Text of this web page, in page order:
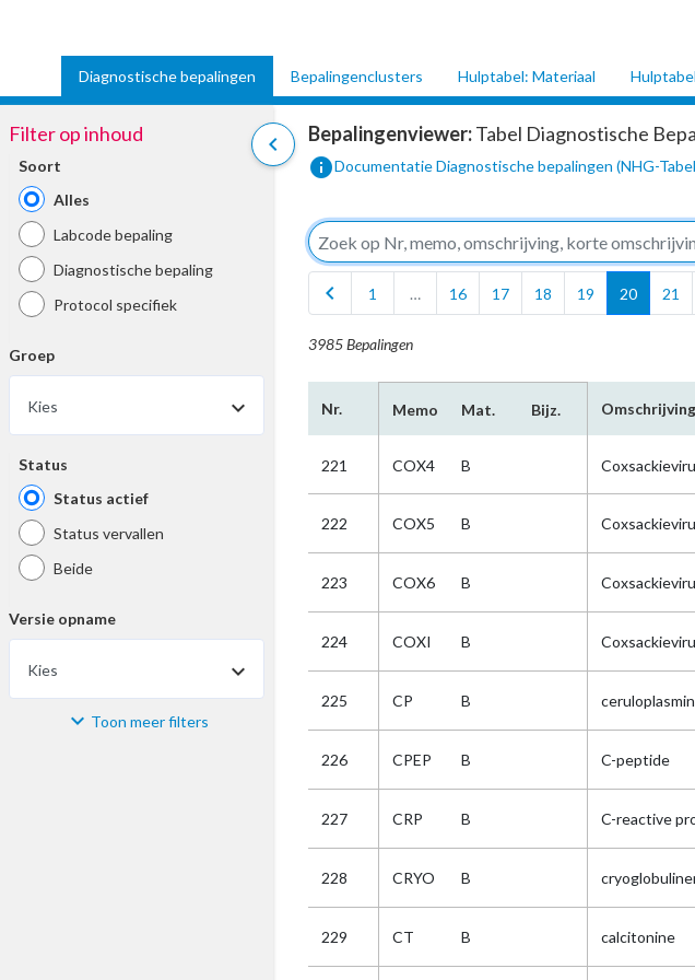
Diagnostische bepalingen Bepalingenclusters Hulptabel: Materiaal
chevron_left
Filter op inhoud
Soort
Alles
Labcode bepaling
Diagnostische bepaling
Protocol specifiek
Groep
Kies
Status
Status actief
Status vervallen
Beide
Versie opname
Kies
Materiaal Toon meer filters
Bepalingenviewer:Tabel Diagnostische
infoDocumentatie Diagnostische bepalingen (NHG-
chevron_left
1 … 16 17 18 19 20 21
3985 Bepalingen
Nr. Memo Mat. Bijz. Omschrijving
221 COX4 B
222 COX5 B
223 COX6 B
224 COXI B
225 CP B
226 CPEP B C-peptide
227 CRP B C-reactive
228 CRYO B
229 CT B calcitonine